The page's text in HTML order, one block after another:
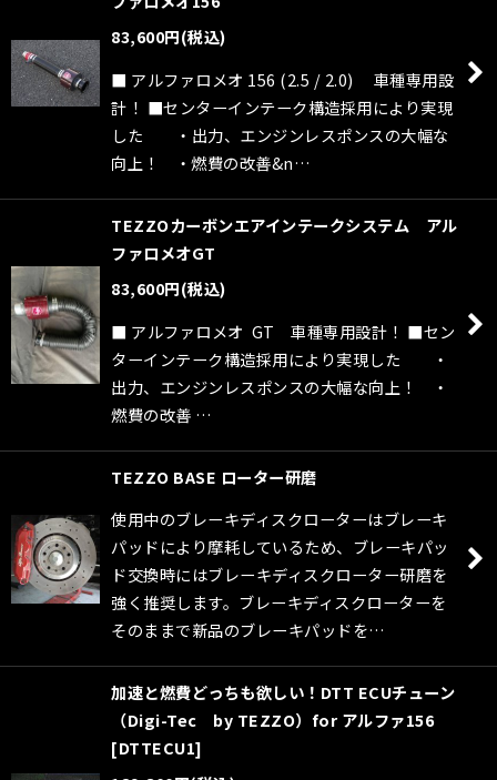
83,600円(税込)
■ アルファロメオ 156 (2.5 / 2.0) 車種専用設
計！ ■センターインテーク構造採用により実現
した ・出力、エンジンレスポンスの大幅な
向上！ ・燃費の改善&n…
TEZZOカーボンエアインテークシステム アル
ファロメオGT
83,600円(税込)
■ アルファロメオ GT 車種専用設計！ ■セン
ターインテーク構造採用により実現した ・
出力、エンジンレスポンスの大幅な向上！ ・
燃費の改善 …
TEZZO BASE ローター研磨
使用中のブレーキディスクローターはブレーキ
パッドにより摩耗しているため、ブレーキパッ
ド交換時にはブレーキディスクローター研磨を
強く推奨します。ブレーキディスクローターを
そのままで新品のブレーキパッドを…
加速と燃費どっちも欲しい！DTT ECUチューン
（Digi-Tec by TEZZO）for アルファ156
[DTTECU1]